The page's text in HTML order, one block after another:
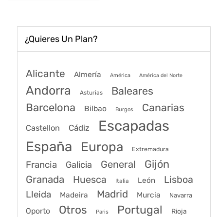
¿Quieres Un Plan?
Alicante Almería América América del Norte
Andorra Asturias Baleares
Barcelona Bilbao Burgos Canarias
Castellon Cádiz Escapadas
España Europa Extremadura
Francia Galicia General Gijón
Granada Huesca Italia León Lisboa
Lleida Madeira Madrid Murcia Navarra
Oporto Otros Paris Portugal Rioja